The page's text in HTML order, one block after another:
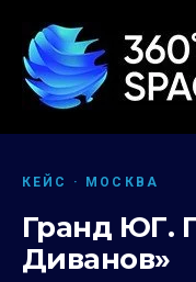
КЕЙС · МОСКВА
Гранд ЮГ.
Диванов»